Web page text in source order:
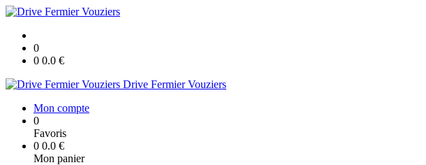
0
0 0.0 €
Drive Fermier Vouziers
Mon compte
0
Favoris
0 0.0 €
Mon panier